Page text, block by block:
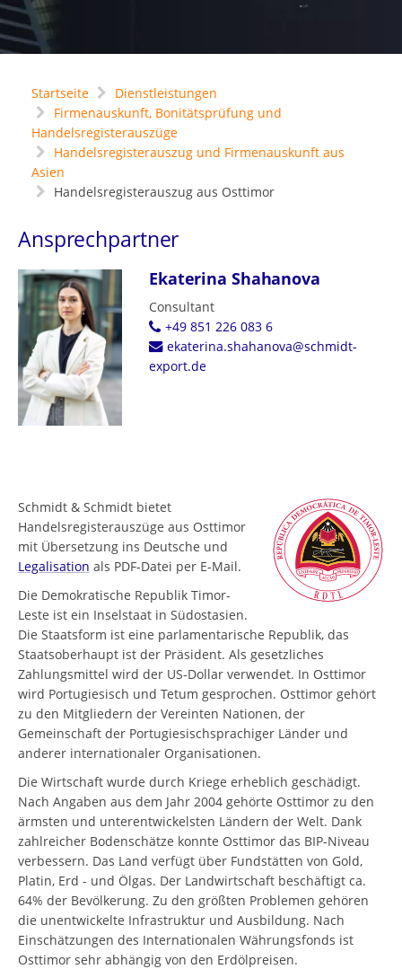
Startseite
Dienstleistungen
Firmenauskunft, Bonitätsprüfung und
Handelsregisterauszüge
Handelsregisterauszug und Firmenauskunft aus
Asien
Handelsregisterauszug aus Osttimor
Ansprechpartner
Ekaterina Shahanova
Consultant
+49 851 226 083 6
ekaterina.shahanova@schmidt-
export.de
Schmidt & Schmidt bietet
Handelsregisterauszüge aus Osttimor
mit Übersetzung ins Deutsche und
Legalisation als PDF-Datei per E-Mail.
Die Demokratische Republik Timor-
Leste ist ein Inselstaat in Südostasien.
Die Staatsform ist eine parlamentarische Republik, das
Staatsoberhaupt ist der Präsident. Als gesetzliches
Zahlungsmittel wird der US-Dollar verwendet. In Osttimor
wird Portugiesisch und Tetum gesprochen. Osttimor gehört
zu den Mitgliedern der Vereinten Nationen, der
Gemeinschaft der Portugiesischsprachiger Länder und
anderer internationaler Organisationen.
Die Wirtschaft wurde durch Kriege erheblich geschädigt.
Nach Angaben aus dem Jahr 2004 gehörte Osttimor zu den
ärmsten und unterentwickelsten Ländern der Welt. Dank
zahlreicher Bodenschätze konnte Osttimor das BIP-Niveau
verbessern. Das Land verfügt über Fundstätten von Gold,
Platin, Erd - und Ölgas. Der Landwirtschaft beschäftigt ca.
64% der Bevölkerung. Zu den größten Problemen gehören
die unentwickelte Infrastruktur und Ausbildung. Nach
Einschätzungen des Internationalen Währungsfonds ist
Osttimor sehr abhängig von den Erdölpreisen.